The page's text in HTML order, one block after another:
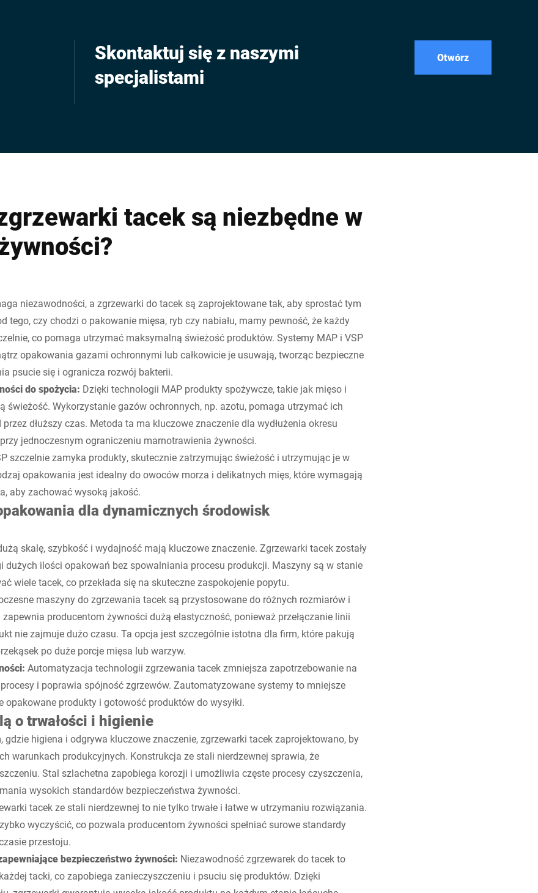
Skontaktuj się z naszymi
specjalistami
Otwórz
tacek są niezbędne w
niezawodności, a zgrzewarki do tacek są zaprojektowane tak, aby sprostać tym
tego, czy chodzi o pakowanie mięsa, ryb czy nabiału, mamy pewność, że każdy
co pomaga utrzymać maksymalną świeżość produktów. Systemy MAP i VSP
opakowania gazami ochronnymi lub całkowicie je usuwają, tworząc bezpieczne
psucie się i ogranicza rozwój bakterii.
do spożycia: Dzięki technologii MAP produkty spożywcze, takie jak mięso i
świeżość. Wykorzystanie gazów ochronnych, np. azotu, pomaga utrzymać ich
dłuższy czas. Metoda ta ma kluczowe znaczenie dla wydłużenia okresu
jednoczesnym ograniczeniu marnotrawienia żywności.
szczelnie zamyka produkty, skutecznie zatrzymując świeżość i utrzymując je w
opakowania jest idealny do owoców morza i delikatnych mięs, które wymagają
aby zachować wysoką jakość.
dla dynamicznych środowisk
skalę, szybkość i wydajność mają kluczowe znaczenie. Zgrzewarki tacek zostały
dużych ilości opakowań bez spowalniania procesu produkcji. Maszyny są w stanie
wiele tacek, co przekłada się na skuteczne zaspokojenie popytu.
maszyny do zgrzewania tacek są przystosowane do różnych rozmiarów i
zapewnia producentom żywności dużą elastyczność, ponieważ przełączanie linii
nie zajmuje dużo czasu. Ta opcja jest szczególnie istotna dla firm, które pakują
po duże porcje mięsa lub warzyw.
Automatyzacja technologii zgrzewania tacek zmniejsza zapotrzebowanie na
i poprawia spójność zgrzewów. Zautomatyzowane systemy to mniejsze
opakowane produkty i gotowość produktów do wysyłki.
o trwałości i higienie
gdzie higiena i odgrywa kluczowe znaczenie, zgrzewarki tacek zaprojektowano, by
warunkach produkcyjnych. Konstrukcja ze stali nierdzewnej sprawia, że
Stal szlachetna zapobiega korozji i umożliwia częste procesy czyszczenia,
wysokich standardów bezpieczeństwa żywności.
tacek ze stali nierdzewnej to nie tylko trwałe i łatwe w utrzymaniu rozwiązania.
wyczyścić, co pozwala producentom żywności spełniać surowe standardy
przestoju.
bezpieczeństwo żywności: Niezawodność zgrzewarek do tacek to
tacki, co zapobiega zanieczyszczeniu i psuciu się produktów. Dzięki